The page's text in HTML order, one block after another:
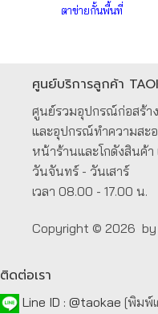
ตาข่ายกั้นพื้นที่
ศูนย์บริการลูกค้า
ศูนย์รวมอุปกรณ์ก่อสร้า
และอุปกรณ์ทำความสะ
หน้าร้านและโกดังสินค้า
วันจันทร์ - วันเสาร์
เวลา 08.00 - 17.00 น.
Copyright © 2026 by
ติดต่อเรา
Line ID : @taokae [พิมพ์